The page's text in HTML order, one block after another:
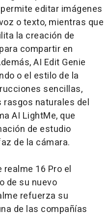
editar imágenes
o texto, mientras que
la creación de
compartir en
AI Edit Genie
o el estilo de la
sencillas,
rasgos naturales del
AI LightMe, que
de estudio
de la cámara.
realme 16 Pro el
de su nuevo
refuerza su
de las compañías